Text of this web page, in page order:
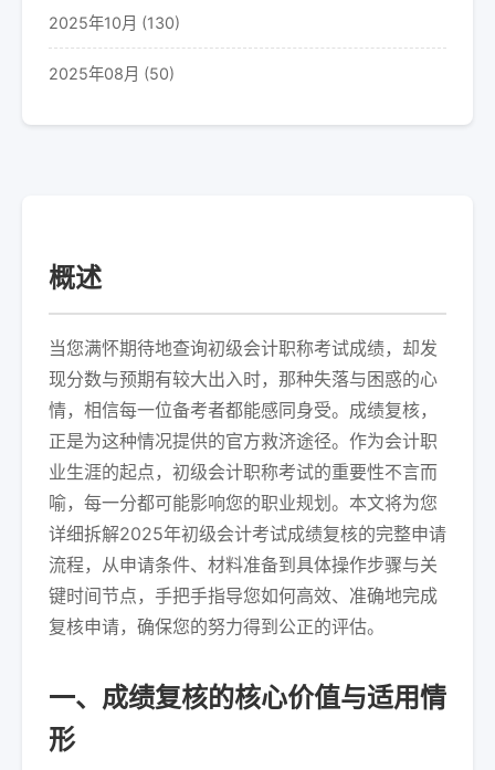
概述
当您满怀期待地查询初级会计职称考试成绩，却发
现分数与预期有较大出入时，那种失落与困惑的心
情，相信每一位备考者都能感同身受。成绩复核，
正是为这种情况提供的官方救济途径。作为会计职
业生涯的起点，初级会计职称考试的重要性不言而
喻，每一分都可能影响您的职业规划。本文将为您
详细拆解2025年初级会计考试成绩复核的完整申请
流程，从申请条件、材料准备到具体操作步骤与关
键时间节点，手把手指导您如何高效、准确地完成
复核申请，确保您的努力得到公正的评估。
一、成绩复核的核心价值与适用情
形
2025年10月 (130)
2025年08月 (50)